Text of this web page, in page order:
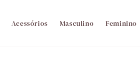
Acessórios Masculino Feminino